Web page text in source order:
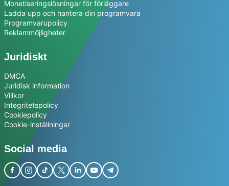
Monetiseringslösningar för förläggare
Ladda upp och hantera din programvara
Programvarupolicy
Reklammöjligheter
Juridiskt
DMCA
Juridisk information
Villkor
Integritetspolicy
Cookiepolicy
Cookie-inställningar
Social media